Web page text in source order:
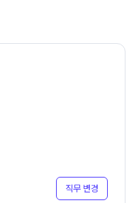
직무 변경